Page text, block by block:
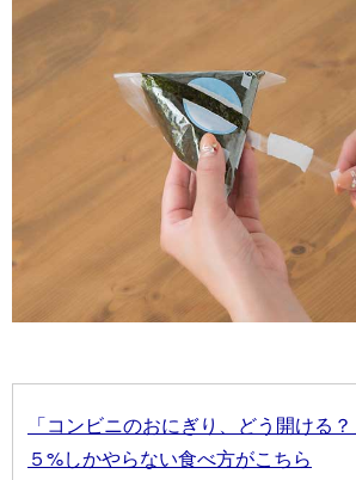
「コンビニのおにぎり、どう開ける
５%しかやらない食べ方がこちら